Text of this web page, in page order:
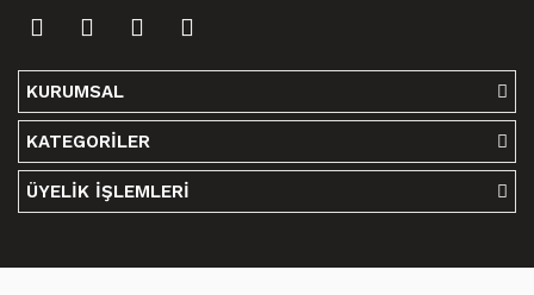
KURUMSAL
KATEGORİLER
ÜYELİK İŞLEMLERİ